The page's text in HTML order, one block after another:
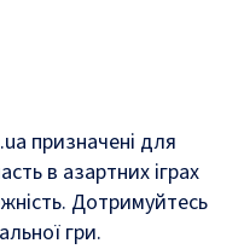
призначені для
в азартних іграх
Дотримуйтесь
гри.